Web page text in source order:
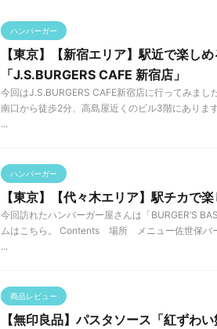
ハンバーガー
【東京】【新宿エリア】駅近で楽し
「J.S.BURGERS CAFE 新宿店」
今回はJ.S.BURGERS CAFE新宿店に行ってみま
南口から徒歩2分、高島屋近くのビル3階にありま
...
ハンバーガー
【東京】【代々木エリア】駅チカで
今回訪れたハンバーガー屋さんは「BURGER’S
ムはこちら。 Contents 場所 メニュー佐世保バ
...
商品レビュー
【無印良品】パスタソース「紅ずわ